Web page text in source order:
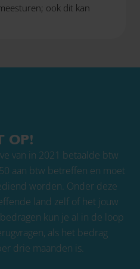
ook dit kan
OP!
van in 2021 betaalde btw
aan btw betreffen en moet
worden. Onder deze
land zelf of het jouw
kun je al in de loop
als het bedrag
drie maanden is.